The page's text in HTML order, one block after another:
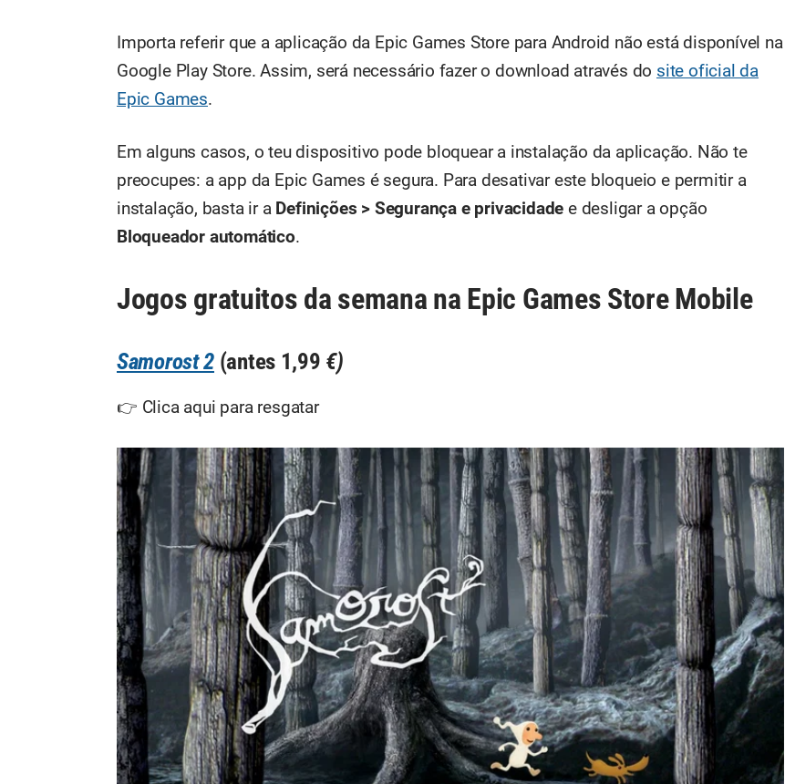
Importa referir que a aplicação da Epic Games Store para Android não está disponível na
Google Play Store. Assim, será necessário fazer o download através do site oficial da
Epic Games.
Em alguns casos, o teu dispositivo pode bloquear a instalação da aplicação. Não te
preocupes: a app da Epic Games é segura. Para desativar este bloqueio e permitir a
instalação, basta ir a Definições > Segurança e privacidade e desligar a opção
Bloqueador automático.
Jogos gratuitos da semana na Epic Games Store Mobile
Samorost 2 (antes 1,99 €)
👉 Clica aqui para resgatar